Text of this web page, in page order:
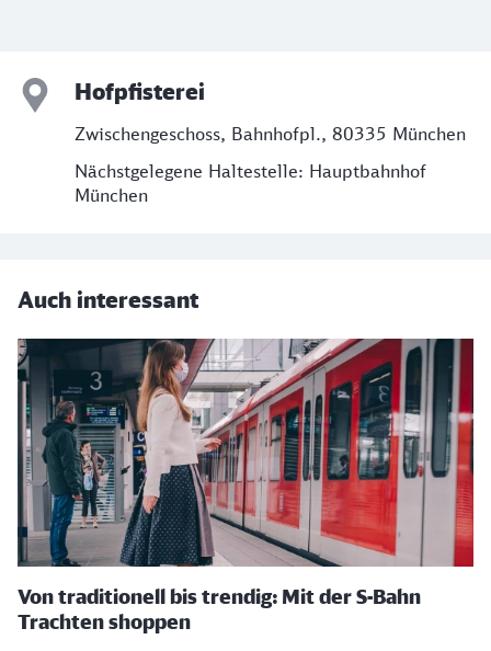
Hofpfisterei
Zwischengeschoss, Bahnhofpl., 80335 München
Nächstgelegene Haltestelle: Hauptbahnhof
München
Auch interessant
Von traditionell bis trendig: Mit der S-Bahn
Trachten shoppen